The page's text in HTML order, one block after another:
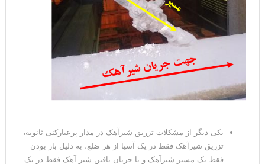
یکی دیگر از مشکلات تزریق شیرآهک در مدار پرعیارکنی ثانویه،
تزریق شیرآهک فقط در یک آسیا از هر ضلع، به دلیل باز بودن
فقط یک مسیر شیرآهک و یا جریان یافتن شیر آهک فقط در یک